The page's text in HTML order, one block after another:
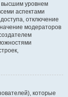
уровнем
аспектами
отключение
модераторов
которые